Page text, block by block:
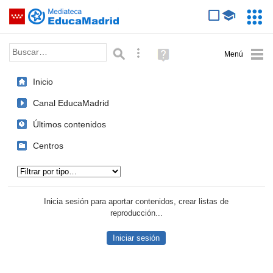
Saltar navegación
Palabra o frase: Búsqueda avanzada
Ayuda
(en
Inicio
Canal EducaMadrid
Últimos contenidos
Centros
Inicia sesión para aportar contenidos, crear listas de
reproducción...
Iniciar sesión